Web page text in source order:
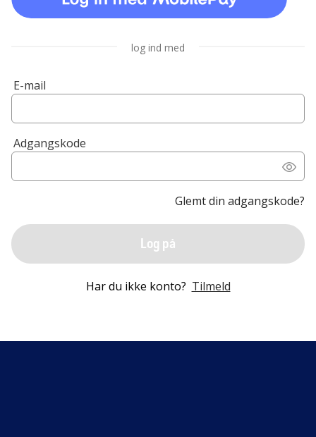
log ind med
E-mail
Adgangskode
Glemt din adgangskode?
Log på
Har du ikke konto? Tilmeld